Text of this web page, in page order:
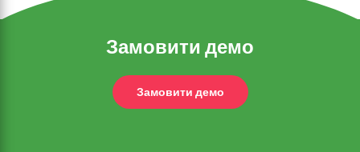
Замовити демо
Замовити демо